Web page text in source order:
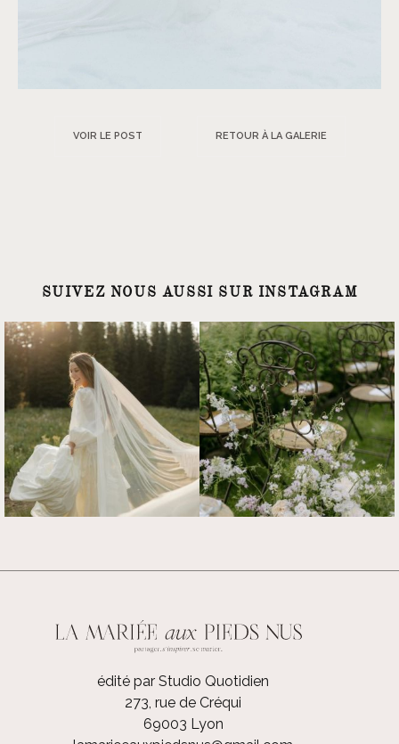
VOIR LE POST RETOUR À LA GALERIE
SUIVEZ NOUS AUSSI SUR INSTAGRAM
édité par Studio Quotidien
273, rue de Créqui
69003 Lyon